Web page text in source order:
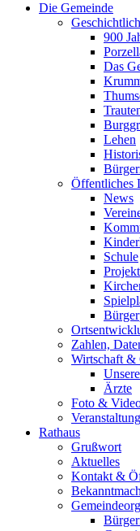
Die Gemeinde
900
Das
Lehen
Öffentliches
News
Schule
Zahlen,
Wirtschaft &
Ärzte
Foto &
Rathaus
Grußwort
Aktuelles
Kontakt &